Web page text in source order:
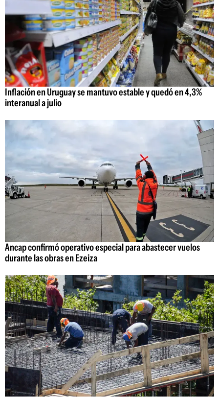
Inflación en Uruguay se mantuvo estable y quedó en 4,3%
interanual a julio
Ancap confirmó operativo especial para abastecer vuelos
durante las obras en Ezeiza